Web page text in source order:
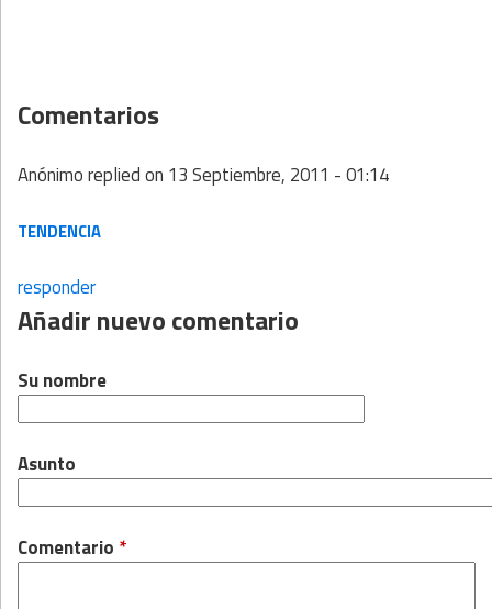
Comentarios
Anónimoreplied on 13 Septiembre, 2011 - 01:14
TENDENCIA
responder
Añadir nuevo comentario
Su nombre
Asunto
Comentario *